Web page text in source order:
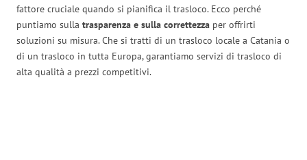
fattore cruciale quando si pianifica il trasloco. Ecco perché
puntiamo sulla trasparenza e sulla correttezza per offrirti
soluzioni su misura. Che si tratti di un trasloco locale a Catania o
di un trasloco in tutta Europa, garantiamo servizi di trasloco di
alta qualità a prezzi competitivi.